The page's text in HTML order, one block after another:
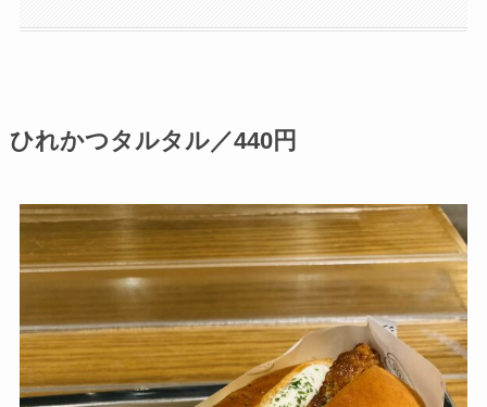
ひれかつタルタル／440円